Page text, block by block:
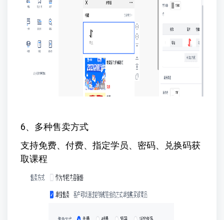
6、多种售卖方式
支持免费、付费、指定学员、密码、兑换码获
取课程